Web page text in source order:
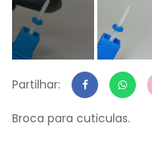
Partilhar:
Broca para cuticulas.